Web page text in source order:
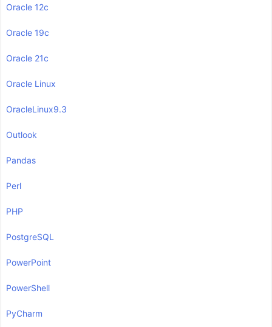
Oracle 12c
Oracle 19c
Oracle 21c
Oracle Linux
OracleLinux9.3
Outlook
Pandas
Perl
PHP
PostgreSQL
PowerPoint
PowerShell
PyCharm